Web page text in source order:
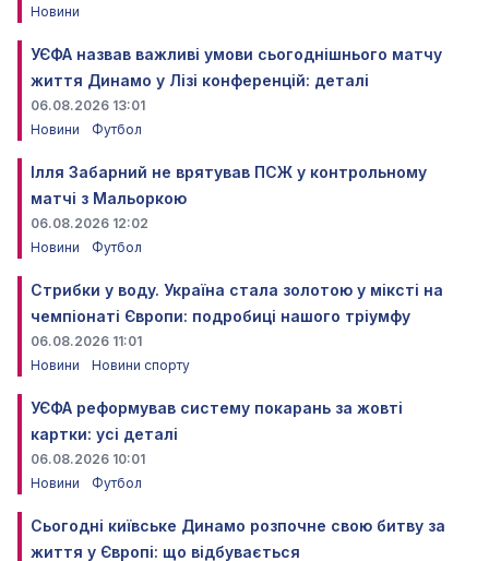
Новини
УЄФА назвав важливі умови сьогоднішнього матчу
життя Динамо у Лізі конференцій: деталі
06.08.2026 13:01
Новини
Футбол
Ілля Забарний не врятував ПСЖ у контрольному
матчі з Мальоркою
06.08.2026 12:02
Новини
Футбол
Стрибки у воду. Україна стала золотою у міксті на
чемпіонаті Європи: подробиці нашого тріумфу
06.08.2026 11:01
Новини
Новини спорту
УЄФА реформував систему покарань за жовті
картки: усі деталі
06.08.2026 10:01
Новини
Футбол
Сьогодні київське Динамо розпочне свою битву за
життя у Європі: що відбувається